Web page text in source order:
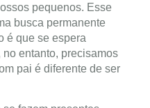
pequenos. Esse
busca permanente
é que se espera
entanto, precisamos
pai é diferente de ser